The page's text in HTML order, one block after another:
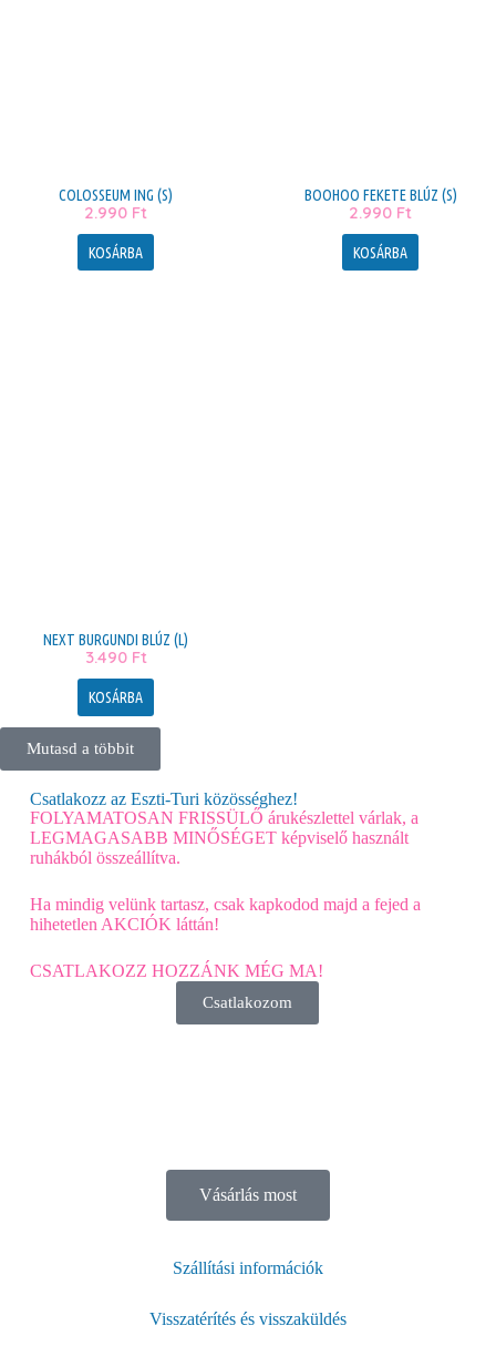
COLOSSEUM ING (S)
2.990 Ft
KOSÁRBA
BOOHOO FEKETE BLÚZ (S)
2.990 Ft
KOSÁRBA
NEXT BURGUNDI BLÚZ (L)
3.490 Ft
KOSÁRBA
Mutasd a többit
Csatlakozz az Eszti-Turi közösséghez!
FOLYAMATOSAN FRISSÜLŐ árukészlettel várlak, a
LEGMAGASABB MINŐSÉGET képviselő használt
ruhákból összeállítva.
Ha mindig velünk tartasz, csak kapkodod majd a fejed a
hihetetlen AKCIÓK láttán!
CSATLAKOZZ HOZZÁNK MÉG MA!
Csatlakozom
Vásárlás most
Szállítási információk
Visszatérítés és visszaküldés